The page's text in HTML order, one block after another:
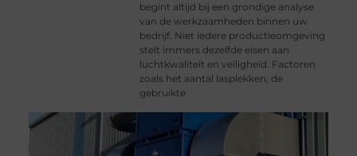
begint altijd bij een grondige analyse
van de werkzaamheden binnen uw
bedrijf. Niet iedere productieomgeving
stelt immers dezelfde eisen aan
luchtkwaliteit en veiligheid. Factoren
zoals het aantal lasplekken, de
gebruikte